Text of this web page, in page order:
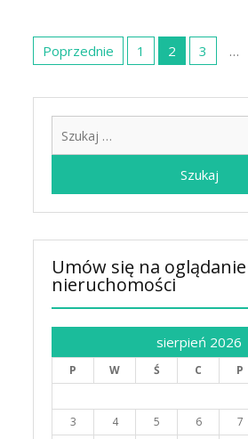
Stronicowanie
wpisów
Poprzednie 1 2 3 …
Umów się na oglądanie
nieruchomości
sierpień 2026
P W Ś C P
3
4 5 6 7